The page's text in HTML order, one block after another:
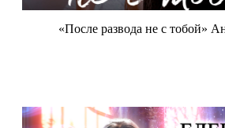
«После развода не с тобой»